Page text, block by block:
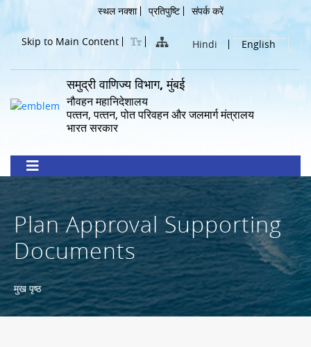
main
Header
Menu
स्थल नक्शा प्रतिपुष्टि संपर्क करें
Skip to Main Content Hindi English
समुद्री वाणिज्य विभाग, मुंबई
नौवहन महानिदेशालय
पत्‍तन, पत्‍तन, पोत परिवहन और जलमार्ग मंत्रालय
भारत सरकार
Plan Approval Supporting
Documents
Breadcrumb
मुख पृष्ठ